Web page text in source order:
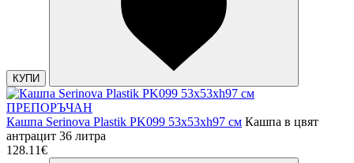
КУПИ
ПРЕПОРЪЧАН
Кашпа Serinova Plastik PK099 53x53xh97 см Кашпа в цвят
антрацит 36 литра
128.11€